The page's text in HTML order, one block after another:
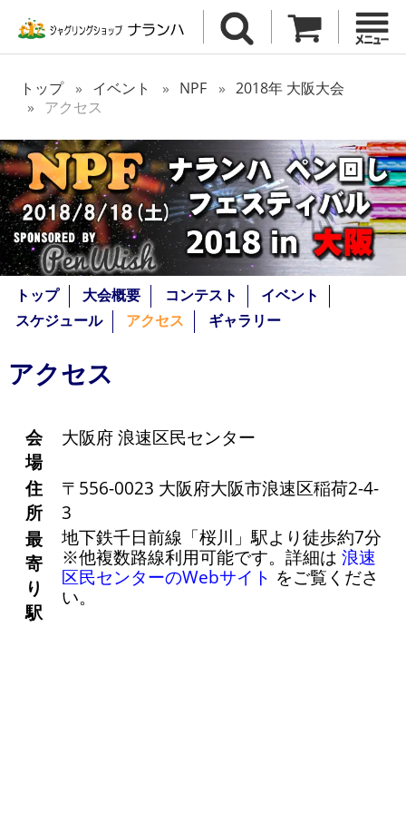
トップ イベント NPF
2018年 大阪大会
アクセス
トップ 大会概要 コンテスト
イベント
スケジュール
アクセス ギャラリー
アクセス
会
場
大阪府 浪速区民センター
住
所
〒556-0023 大阪府大阪市浪速区稲荷2-4-
3
最
寄
り
駅
地下鉄千日前線「桜川」駅より徒歩約7分
※他複数路線利用可能です。詳細は 浪速
区民センターのWebサイト をご覧くださ
い。